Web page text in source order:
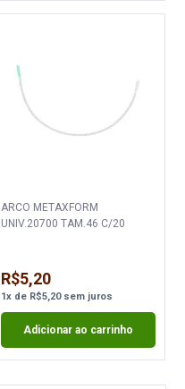
ARCO METAXFORM
UNIV.20700 TAM.46 C/20
R$5,20
1xde R$5,20sem juros
Adicionar ao carrinho